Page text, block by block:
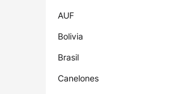
AUF
Bolivia
Brasil
Canelones